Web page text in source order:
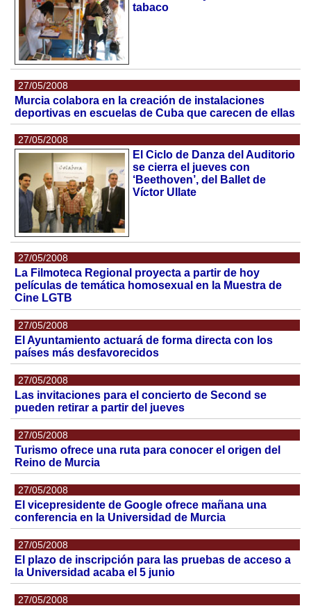
tabaco
27/05/2008
Murcia colabora en la creación de instalaciones
deportivas en escuelas de Cuba que carecen de ellas
27/05/2008
El Ciclo de Danza del Auditorio
se cierra el jueves con
‘Beethoven’, del Ballet de
Víctor Ullate
27/05/2008
La Filmoteca Regional proyecta a partir de hoy
películas de temática homosexual en la Muestra de
Cine LGTB
27/05/2008
El Ayuntamiento actuará de forma directa con los
países más desfavorecidos
27/05/2008
Las invitaciones para el concierto de Second se
pueden retirar a partir del jueves
27/05/2008
Turismo ofrece una ruta para conocer el origen del
Reino de Murcia
27/05/2008
El vicepresidente de Google ofrece mañana una
conferencia en la Universidad de Murcia
27/05/2008
El plazo de inscripción para las pruebas de acceso a
la Universidad acaba el 5 junio
27/05/2008